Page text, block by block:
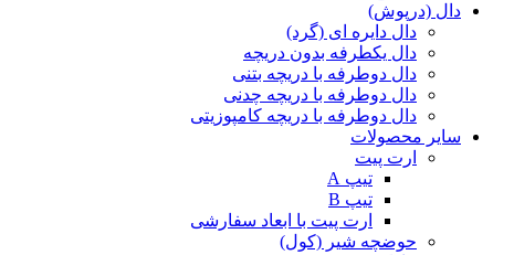
دال (درپوش)
دال دایره ای (گرد)
دال یکطرفه بدون دریچه
دال دوطرفه با دریچه بتنی
دال دوطرفه با دریچه چدنی
دال دوطرفه با دریچه کامپوزیتی
سایر محصولات
ارت پیت
تیپ A
تیپ B
ارت پیت با ابعاد سفارشی
حوضچه شیر (کول)